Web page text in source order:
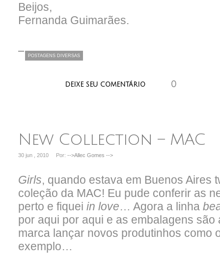
Beijos,
Fernanda Guimarães.
POSTAGENS DIVERSAS
DEIXE SEU COMENTÁRIO 0
New Collection – MAC
30 jun , 2010 Por: -->Allec Gomes -->
Girls, quando estava em Buenos Aires
coleção da MAC! Eu pude conferir as
perto e fiquei in love… Agora a linha
por aqui por aqui e as embalagens
marca lançar novos produtinhos como
exemplo…